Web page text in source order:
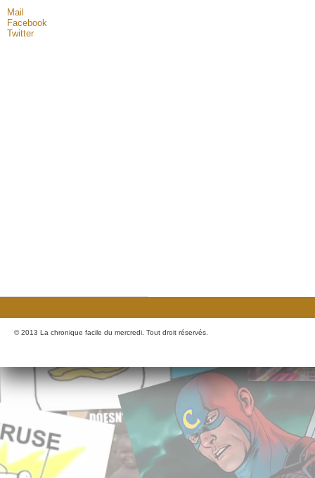
Mail
Facebook
Twitter
© 2013 La chronique facile du mercredi. Tout droit réservés.